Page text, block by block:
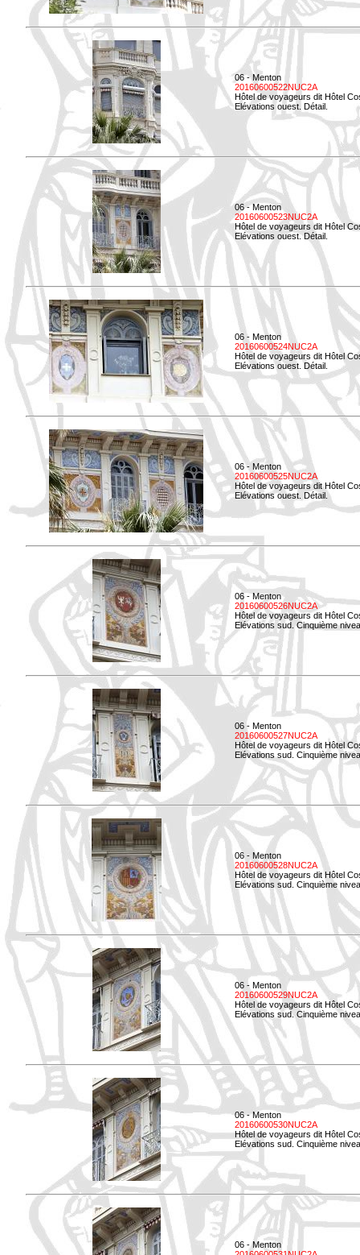
06 - Menton
20160600522NUC2A
Hôtel de voyageurs dit Hôtel
Elévations ouest. Détail.
06 - Menton
20160600523NUC2A
Hôtel de voyageurs dit Hôtel
Elévations ouest. Détail.
06 - Menton
20160600524NUC2A
Hôtel de voyageurs dit Hôtel
Elévations ouest. Détail.
06 - Menton
20160600525NUC2A
Hôtel de voyageurs dit Hôtel
Elévations ouest. Détail.
06 - Menton
20160600526NUC2A
Hôtel de voyageurs dit Hôtel
Elévations sud. Cinquième
06 - Menton
20160600527NUC2A
Hôtel de voyageurs dit Hôtel
Elévations sud. Cinquième
06 - Menton
20160600528NUC2A
Hôtel de voyageurs dit Hôtel
Elévations sud. Cinquième
06 - Menton
20160600529NUC2A
Hôtel de voyageurs dit Hôtel
Elévations sud. Cinquième
06 - Menton
20160600530NUC2A
Hôtel de voyageurs dit Hôtel
Elévations sud. Cinquième
06 - Menton